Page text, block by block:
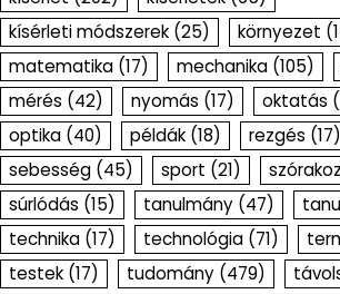
kísérleti módszerek (25) környezet
matematika (17) mechanika (105)
mérés (42) nyomás (17) oktatás
optika (40) példák (18) rezgés (17)
sebesség (45) sport (21)
súrlódás (15) tanulmány (47)
technika (17) technológia (71)
testek (17) tudomány (479)